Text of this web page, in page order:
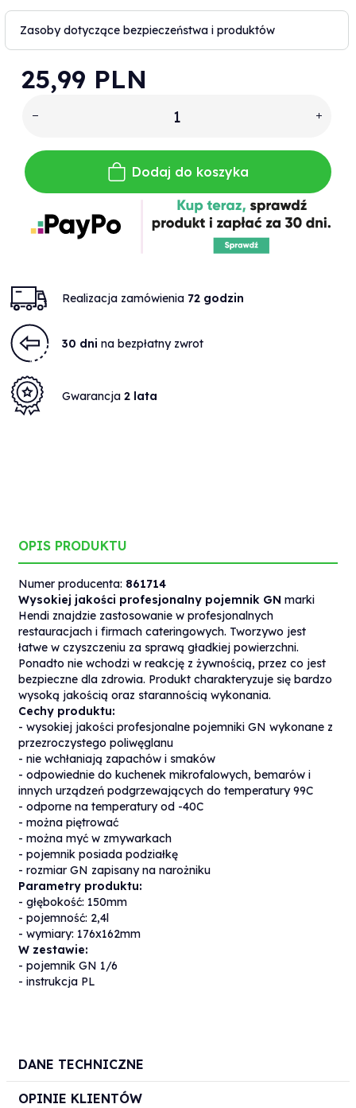
Zasoby dotyczące bezpieczeństwa i produktów
25,99 PLN
Dodaj do koszyka
Realizacja zamówienia 72 godzin
30 dni na bezpłatny zwrot
Gwarancja 2 lata
OPIS PRODUKTU
Numer producenta: 861714
Wysokiej jakości profesjonalny pojemnik GN marki
Hendi znajdzie zastosowanie w profesjonalnych
restauracjach i firmach cateringowych. Tworzywo jest
łatwe w czyszczeniu za sprawą gładkiej powierzchni.
Ponadto nie wchodzi w reakcję z żywnością, przez co jest
bezpieczne dla zdrowia. Produkt charakteryzuje się bardzo
wysoką jakością oraz starannością wykonania.
Cechy produktu:
- wysokiej jakości profesjonalne pojemniki GN wykonane z
przezroczystego poliwęglanu
- nie wchłaniają zapachów i smaków
- odpowiednie do kuchenek mikrofalowych, bemarów i
innych urządzeń podgrzewających do temperatury 99C
- odporne na temperatury od -40C
- można piętrować
- można myć w zmywarkach
- pojemnik posiada podziałkę
- rozmiar GN zapisany na narożniku
Parametry produktu:
- głębokość: 150mm
- pojemność: 2,4l
- wymiary: 176x162mm
W zestawie:
- pojemnik GN 1/6
- instrukcja PL
DANE TECHNICZNE
OPINIE KLIENTÓW